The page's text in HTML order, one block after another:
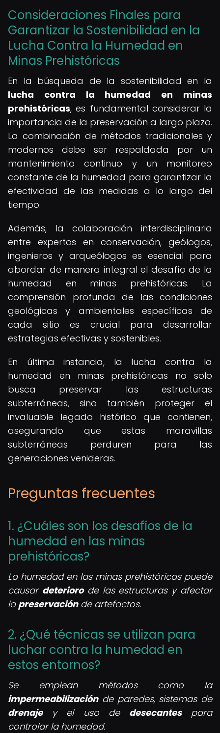
Consideraciones Finales para
Garantizar la Sostenibilidad en la
Lucha Contra la Humedad en
Minas Prehistóricas
En la búsqueda de la sostenibilidad en la
lucha contra la humedad en minas
prehistóricas, es fundamental considerar la
importancia de la preservación a largo plazo.
La combinación de métodos tradicionales y
modernos debe ser respaldada por un
mantenimiento continuo y un monitoreo
constante de la humedad para garantizar la
efectividad de las medidas a lo largo del
tiempo.
Además, la colaboración interdisciplinaria
entre expertos en conservación, geólogos,
ingenieros y arqueólogos es esencial para
abordar de manera integral el desafío de la
humedad en minas prehistóricas. La
comprensión profunda de las condiciones
geológicas y ambientales específicas de
cada sitio es crucial para desarrollar
estrategias efectivas y sostenibles.
En última instancia, la lucha contra la
humedad en minas prehistóricas no solo
busca preservar las estructuras
subterráneas, sino también proteger el
invaluable legado histórico que contienen,
asegurando que estas maravillas
subterráneas perduren para las
generaciones venideras.
Preguntas frecuentes
1. ¿Cuáles son los desafíos de la
humedad en las minas
prehistóricas?
La humedad en las minas prehistóricas puede
causar deteriorode las estructuras y afectar
la preservaciónde artefactos.
2. ¿Qué técnicas se utilizan para
luchar contra la humedad en
estos entornos?
Se emplean métodos como la
impermeabilizaciónde paredes, sistemas de
drenajey el uso de desecantespara
controlar la humedad.